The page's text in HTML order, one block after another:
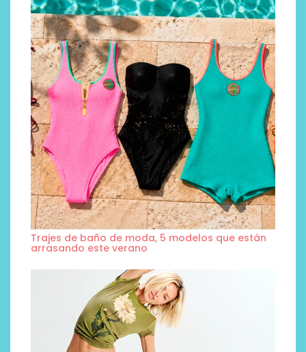
Trajes de baño de moda, 5 modelos que están
arrasando este verano